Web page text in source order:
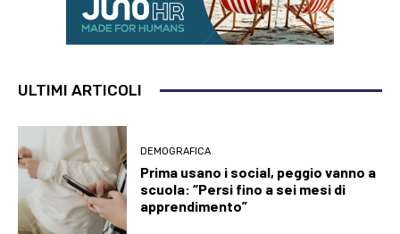
ULTIMI ARTICOLI
DEMOGRAFICA
Prima usano i social, peggio vanno a
scuola: “Persi fino a sei mesi di
apprendimento”